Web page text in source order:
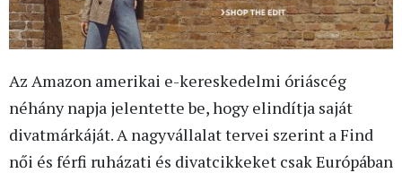
Az Amazon amerikai e-kereskedelmi óriáscég
néhány napja jelentette be, hogy elindítja saját
divatmárkáját. A nagyvállalat tervei szerint a Find
női és férfi ruházati és divatcikkeket csak Európában